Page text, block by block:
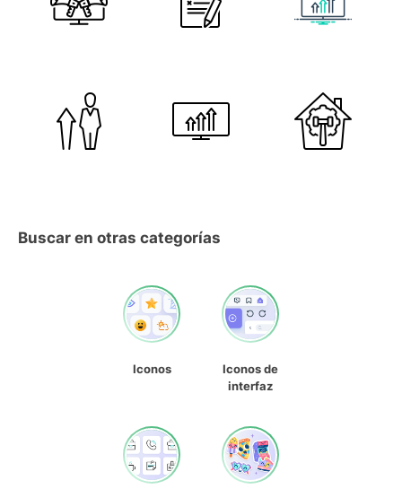
Buscar en otras categorías
Iconos
Iconos de
interfaz